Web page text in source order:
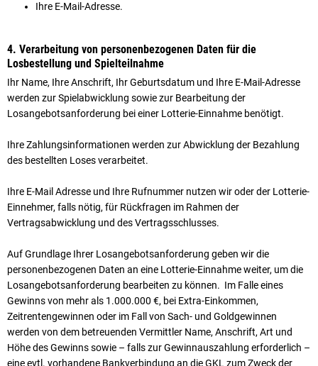
Ihre E-Mail-Adresse.
4. Verarbeitung von personenbezogenen Daten für die
Losbestellung und Spielteilnahme
Ihr Name, Ihre Anschrift, Ihr Geburtsdatum und Ihre E-Mail-Adresse
werden zur Spielabwicklung sowie zur Bearbeitung der
Losangebotsanforderung bei einer Lotterie-Einnahme benötigt.
Ihre Zahlungsinformationen werden zur Abwicklung der Bezahlung
des bestellten Loses verarbeitet.
Ihre E-Mail Adresse und Ihre Rufnummer nutzen wir oder der Lotterie-
Einnehmer, falls nötig, für Rückfragen im Rahmen der
Vertragsabwicklung und des Vertragsschlusses.
Auf Grundlage Ihrer Losangebotsanforderung geben wir die
personenbezogenen Daten an eine Lotterie-Einnahme weiter, um die
Losangebotsanforderung bearbeiten zu können. Im Falle eines
Gewinns von mehr als 1.000.000 €, bei Extra-Einkommen,
Zeitrentengewinnen oder im Fall von Sach- und Goldgewinnen
werden von dem betreuenden Vermittler Name, Anschrift, Art und
Höhe des Gewinns sowie – falls zur Gewinnauszahlung erforderlich –
eine evtl. vorhandene Bankverbindung an die GKL zum Zweck der